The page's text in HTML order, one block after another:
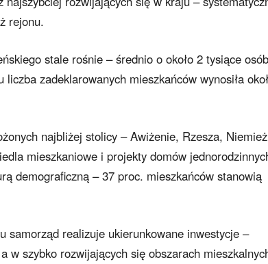
rejonu.
stale rośnie – średnio o około 2 tysiące osób
zadeklarowanych mieszkańców wynosiła
najbliżej stolicy – Awiżenie, Rzesza,
mieszkaniowe i projekty domów
demograficzną – 37 proc. mieszkańców stanowią
samorząd realizuje ukierunkowane inwestycje –
w szybko rozwijających się obszarach